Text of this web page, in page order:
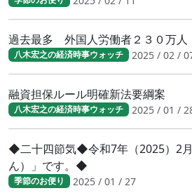
過去最多 外国人労働者２３０万人
八木宏之の経済時事ウォッチ 2025 / 02 /
融資担保ルール明確新法要綱案
八木宏之の経済時事ウォッチ 2025 / 01 /
◆二十四節気◆令和7年（2025）2
ん）」です。◆
季節のお便り 2025 / 01 / 27